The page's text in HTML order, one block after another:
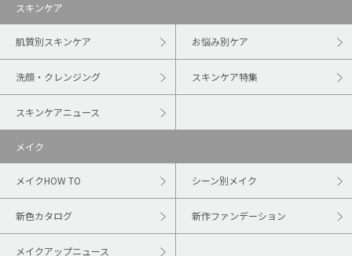
スキンケア
肌質別スキンケア お悩み別ケア
洗顔・クレンジング スキンケア特集
スキンケアニュース
メイク
メイクHOW TO シーン別メイク
新色カタログ 新作ファンデーション
メイクアップニュース